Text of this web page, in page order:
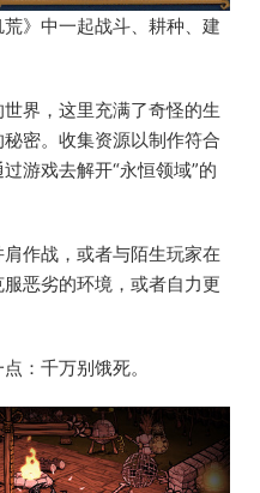
》中一起战斗、耕种、建
界，这里充满了奇怪的生
密。收集资源以制作符合
游戏去解开“永恒领域”的
作战，或者与陌生玩家在
恶劣的环境，或者自力更
：千万别饿死。